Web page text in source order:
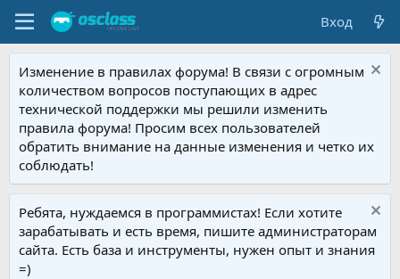
Вход
Изменение в правилах форума! В связи с огромным
количеством вопросов поступающих в адрес
технической поддержки мы решили изменить
правила форума! Просим всех пользователей
обратить внимание на данные изменения и четко их
соблюдать!
Ребята, нуждаемся в программистах! Если хотите
зарабатывать и есть время, пишите администраторам
сайта. Есть база и инструменты, нужен опыт и знания
=)